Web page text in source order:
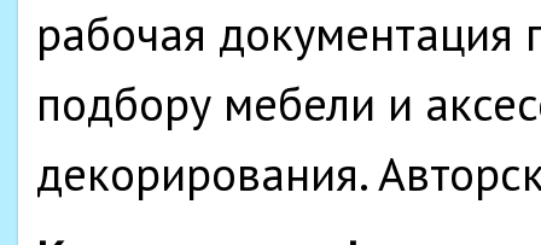
рабочая документация
подбору мебели и
декорирования.